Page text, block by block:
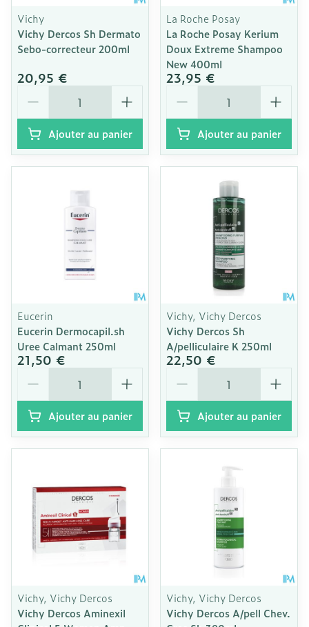
Vichy
Vichy Dercos Sh Dermato
Sebo-correcteur 200ml
20,95 €
Ajouter au panier
La Roche Posay
La Roche Posay Kerium
Doux Extreme Shampoo
New 400ml
23,95 €
Ajouter au panier
Eucerin
Eucerin Dermocapil.sh
Uree Calmant 250ml
21,50 €
Ajouter au panier
Vichy, Vichy Dercos
Vichy Dercos Sh
A/pelliculaire K 250ml
22,50 €
Ajouter au panier
Vichy, Vichy Dercos
Vichy Dercos Aminexil
Vichy, Vichy Dercos
Vichy Dercos A/pell Chev.